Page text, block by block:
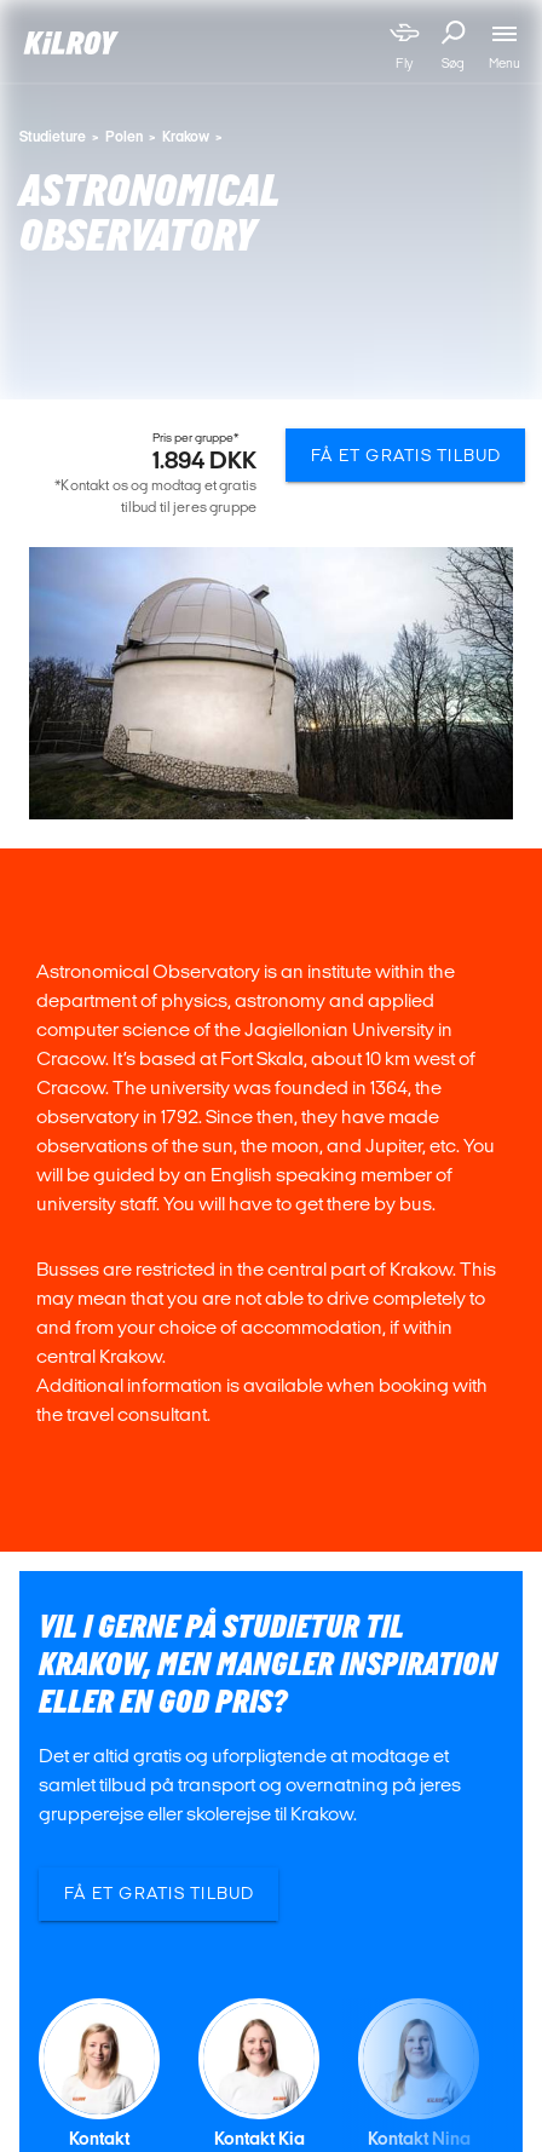
Fly Søg Menu
Studieture Polen Krakow
ASTRONOMICAL
OBSERVATORY
Astronomical Observatory is an institute within the
department of physics, astronomy and applied
computer science of the Jagiellonian University in
Cracow. It’s based at Fort Skala, about 10 km west of
Cracow. The university was founded in 1364, the
observatory in 1792. Since then, they have made
observations of the sun, the moon, and Jupiter, etc. You
will be guided by an English speaking member of
university staff. You will have to get there by bus.
Busses are restricted in the central part of Krakow. This
may mean that you are not able to drive completely to
and from your choice of accommodation, if within
central Krakow.
Additional information is available when booking with
the travel consultant.
Pris per gruppe*
1.894 DKK
*Kontakt os og modtag et gratis
tilbud til jeres gruppe
FÅ ET GRATIS TILBUD
VIL I GERNE PÅ STUDIETUR TIL
KRAKOW, MEN MANGLER INSPIRATION
ELLER EN GOD PRIS?
Det er altid gratis og uforpligtende at modtage et
samlet tilbud på transport og overnatning på jeres
grupperejse eller skolerejse til Krakow.
FÅ ET GRATIS TILBUD
Kontakt
Kontakt Kia Kontakt Nina